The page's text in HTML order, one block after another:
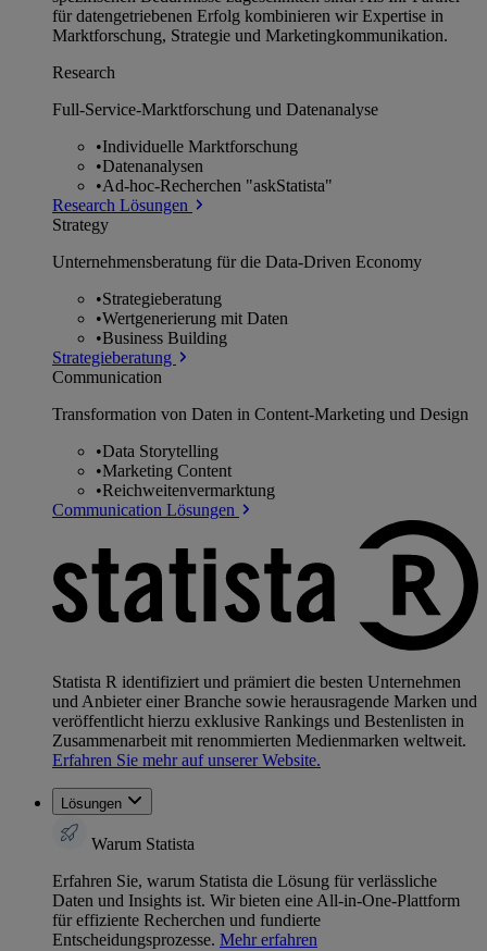
für datengetriebenen Erfolg kombinieren wir Expertise in
Marktforschung, Strategie und Marketingkommunikation.
Research
Full-Service-Marktforschung und Datenanalyse
•Individuelle Marktforschung
•Datenanalysen
•Ad-hoc-Recherchen "askStatista"
Research Lösungen
Strategy
Unternehmens­beratung für die Data-Driven Economy
•Strategieberatung
•Wertgenerierung mit Daten
•Business Building
Strategieberatung
Communication
Transformation von Daten in Content-Marketing und Design
•Data Storytelling
•Marketing Content
•Reichweitenvermarktung
Communication Lösungen
Statista R identifiziert und prämiert die besten Unternehmen
und Anbieter einer Branche sowie herausragende Marken und
veröffentlicht hierzu exklusive Rankings und Bestenlisten in
Zusammenarbeit mit renommierten Medienmarken weltweit.
Erfahren Sie mehr auf unserer Website.
Lösungen
Warum Statista
Erfahren Sie, warum Statista die Lösung für verlässliche
Daten und Insights ist. Wir bieten eine All-in-One-Plattform
für effiziente Recherchen und fundierte
Entscheidungsprozesse. Mehr erfahren